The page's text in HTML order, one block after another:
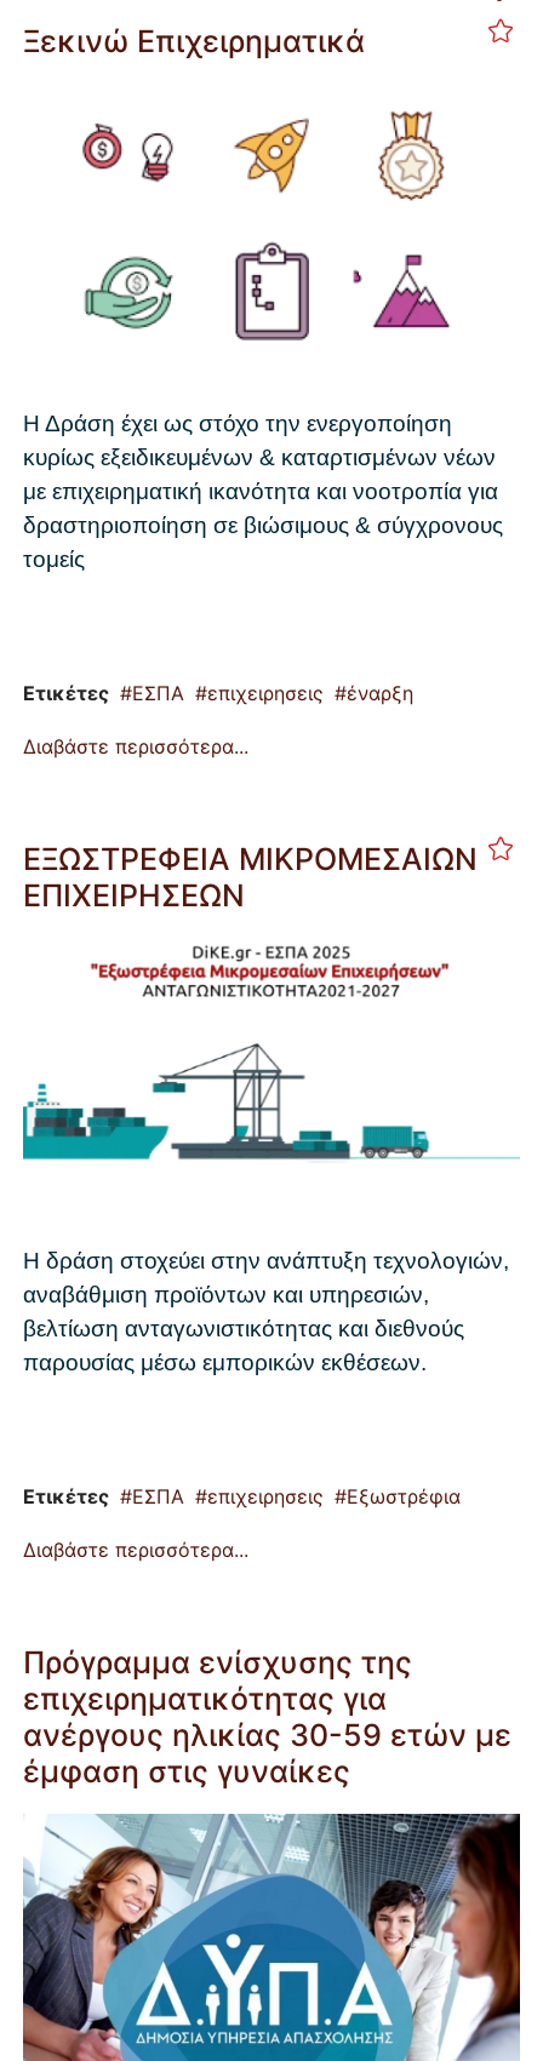
Ξεκινώ Επιχειρηματικά
Η Δράση έχει ως στόχο την ενεργοποίηση
κυρίως εξειδικευμένων & καταρτισμένων νέων
με επιχειρηματική ικανότητα και νοοτροπία για
δραστηριοποίηση σε βιώσιμους & σύγχρονους
τομείς
Ετικέτες ΕΣΠΑ επιχειρησεις έναρξη
Διαβάστε περισσότερα...
ΕΞΩΣΤΡΕΦΕΙΑ ΜIKΡΟΜΕΣΑΙΩΝ
ΕΠΙΧΕΙΡΗΣΕΩΝ
Η δράση στοχεύει στην ανάπτυξη τεχνολογιών,
αναβάθμιση προϊόντων και υπηρεσιών,
βελτίωση ανταγωνιστικότητας και διεθνούς
παρουσίας μέσω εμπορικών εκθέσεων.
Ετικέτες ΕΣΠΑ επιχειρησεις Εξωστρέφια
Διαβάστε περισσότερα...
Πρόγραμμα ενίσχυσης της
επιχειρηματικότητας για
ανέργους ηλικίας 30-59 ετών με
έμφαση στις γυναίκες